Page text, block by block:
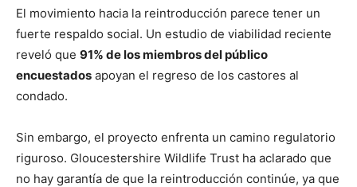
El movimiento hacia la reintroducción parece tener un
fuerte respaldo social. Un estudio de viabilidad reciente
reveló que 91% de los miembros del público
encuestados apoyan el regreso de los castores al
condado.
Sin embargo, el proyecto enfrenta un camino regulatorio
riguroso. Gloucestershire Wildlife Trust ha aclarado que
no hay garantía de que la reintroducción continúe, ya que